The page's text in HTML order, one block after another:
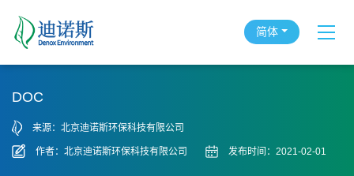
简体
DOC
来源：北京迪诺斯环保科技有限公司
作者：北京迪诺斯环保科技有限公司 发布时间：2021-02-01